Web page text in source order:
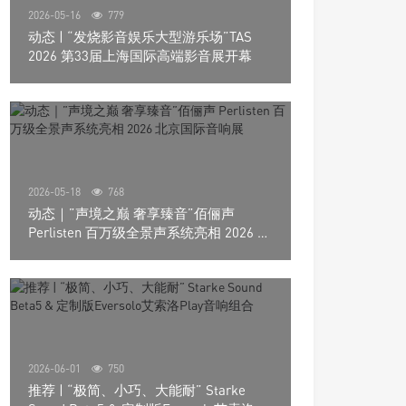
2026-05-16 779
动态 | “发烧影音娱乐大型游乐场”TAS
2026 第33届上海国际高端影音展开幕
2026-05-18 768
动态｜”声境之巅 奢享臻音”佰俪声
Perlisten 百万级全景声系统亮相 2026 北
2026-06-01 750
推荐 | “极简、小巧、大能耐” Starke